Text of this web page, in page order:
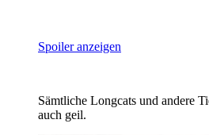
Spoiler anzeigen
Sämtliche Longcats und andere
auch geil.